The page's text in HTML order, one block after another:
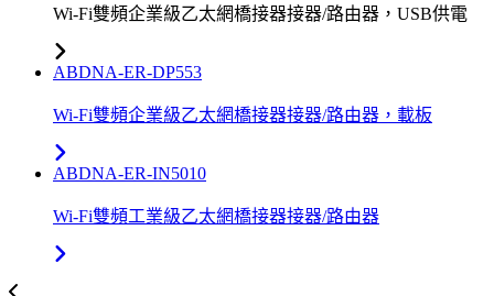
Wi-Fi雙頻企業級乙太網橋接器接器/路由器，USB供電
ABDNA-ER-DP553
Wi-Fi雙頻企業級乙太網橋接器接器/路由器，載板
ABDNA-ER-IN5010
Wi-Fi雙頻工業級乙太網橋接器接器/路由器